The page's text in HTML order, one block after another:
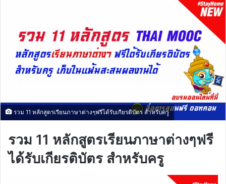
รวม 11 หลักสูตรเรียนภาษาต่างๆฟรีได้รับเกียรติบัตร สำหรับครู
รวม 11 หลักสูตรเรียนภาษาต่างๆฟรี
ได้รับเกียรติบัตร สำหรับครู